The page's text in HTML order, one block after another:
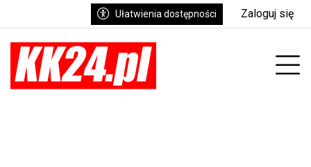
Ułatwienia dostępności Zaloguj się